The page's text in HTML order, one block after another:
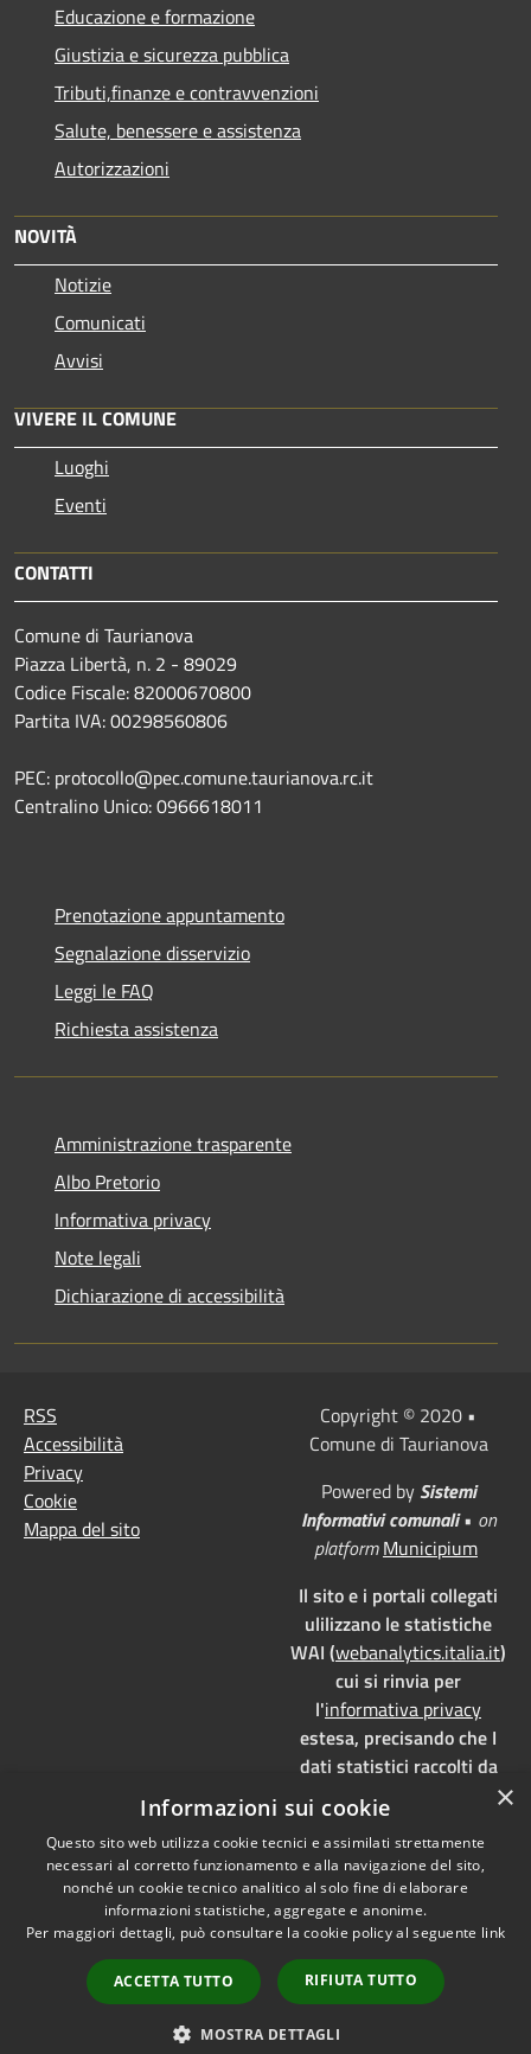
Educazione e formazione
Giustizia e sicurezza pubblica
Tributi,finanze e contravvenzioni
Salute, benessere e assistenza
Autorizzazioni
NOVITÀ
Notizie
Comunicati
Avvisi
VIVERE IL COMUNE
Luoghi
Eventi
CONTATTI
Comune di Taurianova
Piazza Libertà, n. 2 - 89029
Codice Fiscale: 82000670800
Partita IVA: 00298560806
PEC: protocollo@pec.comune.taurianova.rc.it
Centralino Unico: 0966618011
Prenotazione appuntamento
Segnalazione disservizio
Leggi le FAQ
Richiesta assistenza
Amministrazione trasparente
Albo Pretorio
Informativa privacy
Note legali
Dichiarazione di accessibilità
RSS
Accessibilità
Privacy
Cookie
Mappa del sito
Copyright © 2020 •
Comune di Taurianova
Powered by Sistemi
Informativi comunali• on
platform Municipium
Il sito e i portali collegati
ulilizzano le statistiche
WAI (webanalytics.italia.it)
cui si rinvia per
l'informativa privacy
estesa, precisando che I
dati statistici raccolti da
WAI vengono memorizzati
su server dedicati,
localizzati in Italia e ad uso
esclusivo della pubblica
amministrazione. WAI è
pienamente aderente alla
normativa GDPR e, grazie
all'anonimizzazione dei
dati, è
×
Informazioni sui cookie
Questo sito web utilizza cookie tecnici e assimilati strettamente
necessari al corretto funzionamento e alla navigazione del sito,
nonché un cookie tecnico analitico al solo fine di elaborare
informazioni statistiche, aggregate e anonime.
Per maggiori dettagli, può consultare la cookie policy al seguente link
ACCETTA TUTTO RIFIUTA TUTTO
MOSTRA DETTAGLI